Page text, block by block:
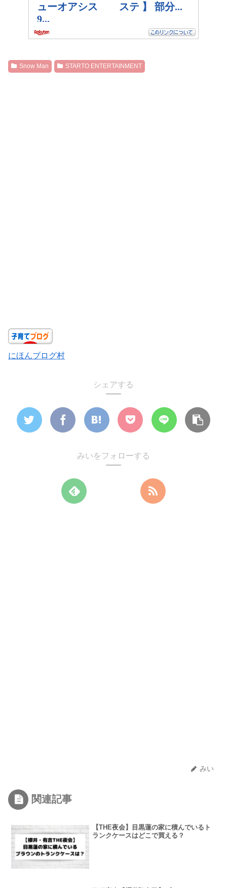
Snow Man STARTO ENTERTAINMENT
にほんブログ村
シェアする
みいをフォローする
みい
関連記事
【THE夜会】目黒蓮の家に積んでいるト
ランクケースはどこで買える？